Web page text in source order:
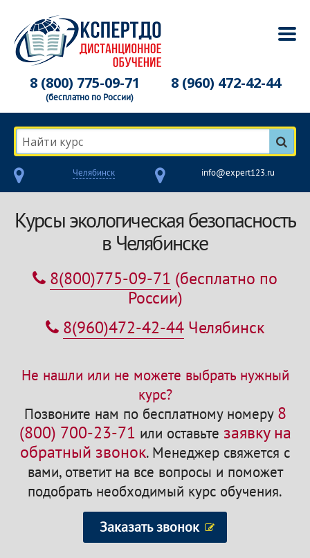
8 (800) 775-09-71
(бесплатно по России)
8 (960) 472-42-44
Найти курс
Челябинск info@expert123.ru
Курсы экологическая безопасность
в Челябинске
8(800)775-09-71 (бесплатно по
России)
8(960)472-42-44 Челябинск
Не нашли или не можете выбрать нужный
курс?
Позвоните нам по бесплатному номеру 8
(800) 700-23-71 или оставьте заявку на
обратный звонок.Менеджер свяжется с
вами, ответит на все вопросы и поможет
подобрать необходимый курс обучения.
Заказать звонок